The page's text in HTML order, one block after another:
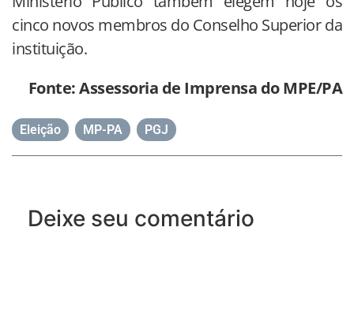
cinco novos membros do Conselho Superior da
instituição.
Fonte: Assessoria de Imprensa do MPE/PA
Eleição MP-PA PGJ
Deixe seu comentário